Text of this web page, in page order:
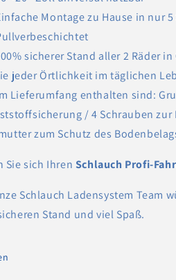
Montage zu Hause in nur
sicherer Stand aller 2 Räder
jeder Örtlichkeit im täglichen
Lieferumfang enthalten sind:
/ 4 Schrauben
zum Schutz des
Sie sich Ihren Schlauch Profi-
Schlauch Ladensystem Team
Stand und viel Spaß.